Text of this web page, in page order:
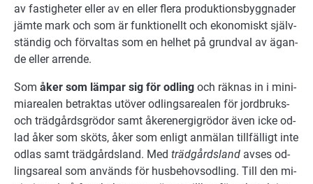
av fas­tig­he­ter el­ler av en el­ler fle­ra pro­duk­tions­bygg­na­der
jäm­te mark och som är funk­tio­nellt och eko­no­miskt själv­
stän­dig och för­val­tas som en hel­het på grund­val av ägan­
de el­ler ar­ren­de.
Som åker som läm­par sig för od­ling och räk­nas in i mi­ni­
mi­a­re­a­len be­trak­tas ut­över od­lings­are­a­len för jordbruks-
och träd­gårds­grö­dor samt åke­r­e­ner­gi­grö­dor även icke od­
lad åker som sköts, åker som en­ligt anmälan till­fäl­ligt inte
od­las samt träd­gårds­land. Med träd­gårds­land av­ses od­
lings­are­al som an­vänds för husbe­hovs­od­ling. Till den mi­